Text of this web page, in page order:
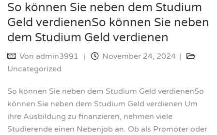
So können Sie neben dem Studium
Geld verdienenSo können Sie neben
dem Studium Geld verdienen
Von admin3991
November 24, 2024
Uncategorized
So können Sie neben dem Studium Geld verdienenSo
können Sie neben dem Studium Geld verdienen Um
ihre Ausbildung zu finanzieren, nehmen viele
Studierende einen Nebenjob an. Ob als Promoter oder